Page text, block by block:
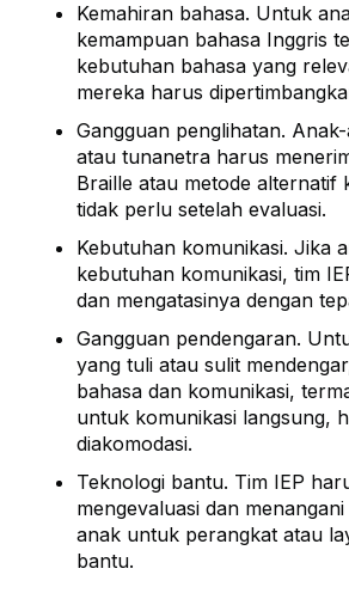
Kemahiran bahasa. Untuk
kemampuan bahasa Inggris
kebutuhan bahasa yang
mereka harus
Gangguan penglihatan.
atau tunanetra harus
Braille atau metode alternatif
tidak perlu setelah evaluasi.
Kebutuhan komunikasi. Jika
kebutuhan komunikasi, tim
dan mengatasinya dengan
Gangguan pendengaran.
yang tuli atau sulit
bahasa dan komunikasi,
untuk komunikasi langsung,
diakomodasi.
Teknologi bantu. Tim IEP
mengevaluasi dan
anak untuk perangkat atau
bantu.